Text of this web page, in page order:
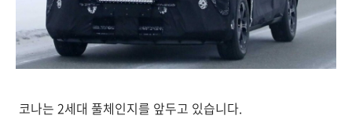
코나는 2세대 풀체인지를 앞두고 있습니다.